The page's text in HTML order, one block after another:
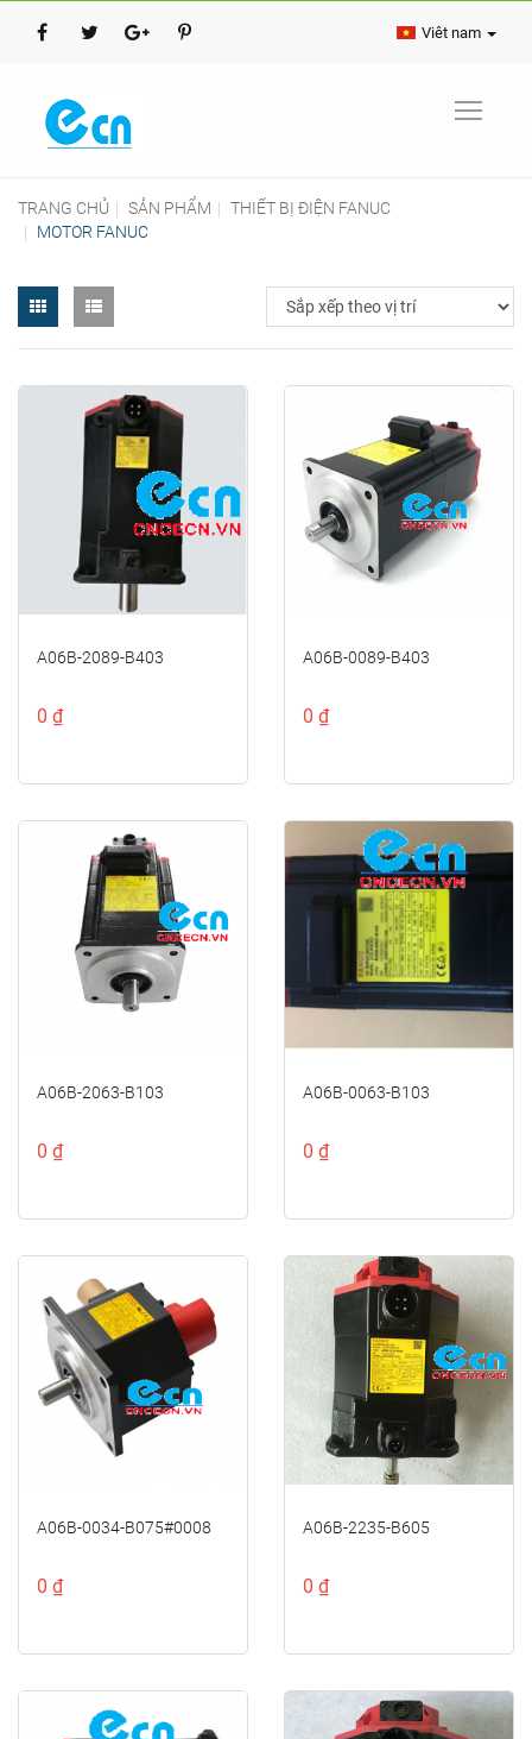
Viêt nam
TRANG CHỦ SẢN PHẨM
THIẾT BỊ ĐIỆN FANUC
MOTOR FANUC
A06B-2089-B403
0 ₫
A06B-0089-B403
0 ₫
A06B-2063-B103
0 ₫
A06B-0063-B103
0 ₫
A06B-0034-B075#0008
0 ₫
A06B-2235-B605
0 ₫